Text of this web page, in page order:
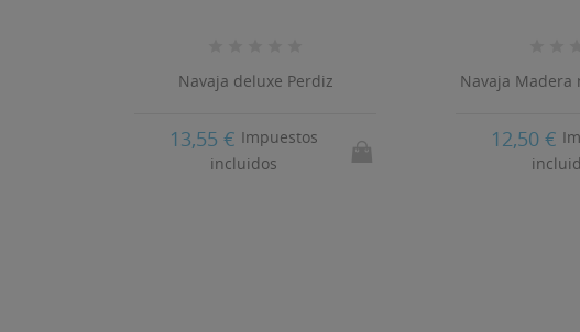
Navaja deluxe Perdiz
13,55 € Impuestos
incluidos
Navaja Madera
12,50 €